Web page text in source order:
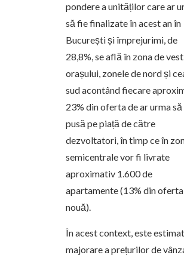
pondere a unităților care ar
să fie finalizate în acest an în
București și împrejurimi, de
28,8%, se află în zona de
orașului, zonele de nord și
sud acontând fiecare
23% din oferta de ar urma
pusă pe piață de către
dezvoltatori, în timp ce în
semicentrale vor fi livrate
aproximativ 1.600 de
apartamente (13% din oferta
nouă).
În acest context, este
majorare a prețurilor de